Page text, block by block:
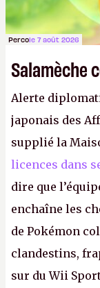
Percole 7 août 2026
Salamèche
Alerte
japonais des
supplié la
licences dans
dire que
enchaîne les
de Pokémon
clandestins,
sur du Wii